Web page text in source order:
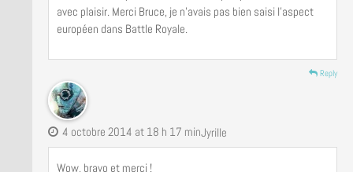
avec plaisir. Merci Bruce, je n’avais pas bien saisi l’aspect
européen dans Battle Royale.
Reply
Jyrille
4 octobre 2014 at 18 h 17 min
Wow, bravo et merci !